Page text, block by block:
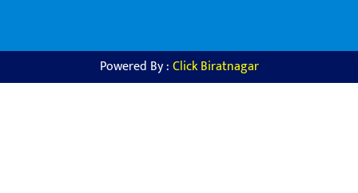
Powered By :Click Biratnagar